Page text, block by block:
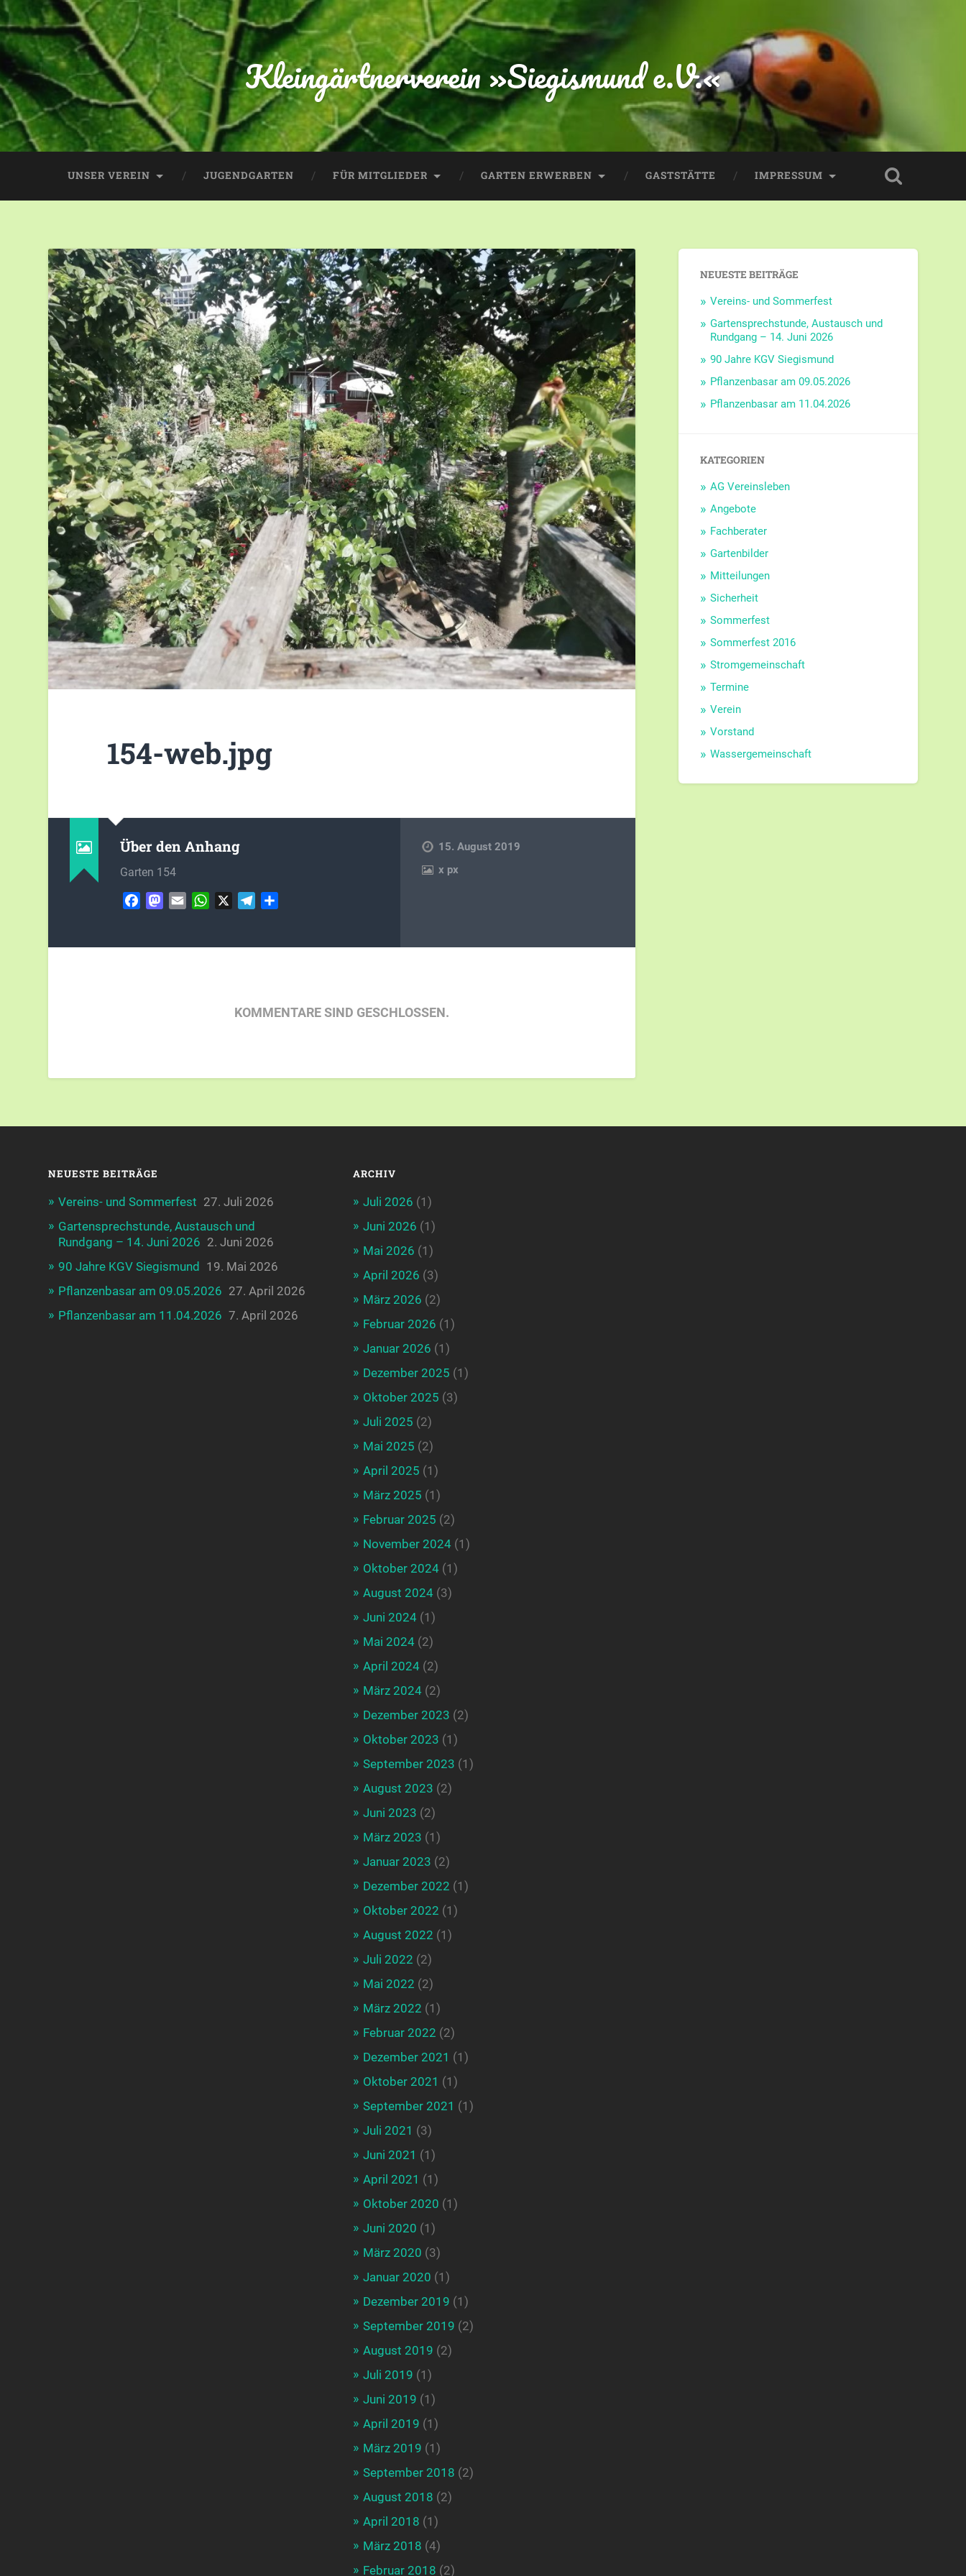
Kleingärtnerverein »Siegismund e.V.«
UNSER VEREIN JUGENDGARTEN FÜR MITGLIEDER GARTEN ERWERBEN GASTSTÄTTE IMPRESSUM
154-web.jpg
Über den Anhang
Garten 154
FacebookMastodon
Email WhatsApp Telegram
15. August 2019
x px
KOMMENTARE SIND GESCHLOSSEN.
NEUESTE BEITRÄGE
Vereins- und Sommerfest
Gartensprechstunde, Austausch und
Rundgang – 14. Juni 2026
90 Jahre KGV Siegismund
Pflanzenbasar am 09.05.2026
Pflanzenbasar am 11.04.2026
KATEGORIEN
AG Vereinsleben
Angebote
Fachberater
Gartenbilder
Mitteilungen
Sicherheit
Sommerfest
Sommerfest 2016
Stromgemeinschaft
Termine
Verein
Vorstand
Wassergemeinschaft
NEUESTE BEITRÄGE
Vereins- und Sommerfest 27. Juli 2026
Gartensprechstunde, Austausch und
Rundgang – 14. Juni 2026 2. Juni 2026
90 Jahre KGV Siegismund 19. Mai 2026
Pflanzenbasar am 09.05.2026 27. April 2026
Pflanzenbasar am 11.04.2026 7. April 2026
ARCHIV
Juli 2026 (1)
Juni 2026 (1)
Mai 2026 (1)
April 2026 (3)
März 2026 (2)
Februar 2026 (1)
Januar 2026 (1)
Dezember 2025 (1)
Oktober 2025 (3)
Juli 2025 (2)
Mai 2025 (2)
April 2025 (1)
März 2025 (1)
Februar 2025 (2)
November 2024(1)
Oktober 2024(1)
August 2024(3)
Juni 2024(1)
Mai 2024(2)
April 2024(2)
März 2024(2)
Dezember 2023 (2)
Oktober 2023 (1)
September 2023 (1)
August 2023 (2)
Juni 2023 (2)
März 2023 (1)
Januar 2023 (2)
Dezember 2022 (1)
Oktober 2022 (1)
August 2022 (1)
Juli 2022 (2)
Mai 2022 (2)
März 2022 (1)
Februar 2022 (2)
Dezember 2021 (1)
Oktober 2021 (1)
September 2021 (1)
Juli 2021 (3)
Juni 2021 (1)
April 2021 (1)
Oktober 2020 (1)
Juni 2020 (1)
März 2020 (3)
Januar 2020 (1)
Dezember 2019 (1)
September 2019 (2)
August 2019 (2)
Juli 2019 (1)
Juni 2019 (1)
April 2019 (1)
März 2019 (1)
September 2018 (2)
August 2018 (2)
April 2018 (1)
März 2018 (4)
Februar 2018 (2)